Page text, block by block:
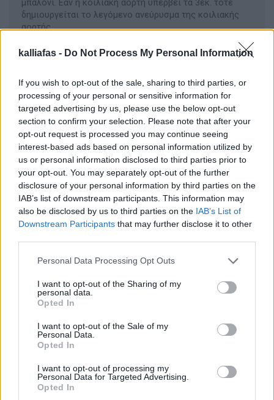
kalliafas - Do Not Process My Personal Information
If you wish to opt-out of the sale, sharing to third parties, or
processing of your personal or sensitive information for
targeted advertising by us, please use the below opt-out
section to confirm your selection. Please note that after your
opt-out request is processed you may continue seeing
interest-based ads based on personal information utilized by
us or personal information disclosed to third parties prior to
your opt-out. You may separately opt-out of the further
disclosure of your personal information by third parties on the
IAB’s list of downstream participants. This information may
also be disclosed by us to third parties on the IAB’s List of
Downstream Participants that may further disclose it to other
Personal Data Processing Opt Outs
I want to opt-out of the Sharing of my
personal data.
Opted In
I want to opt-out of the Sale of my
Personal Data.
Opted In
I want to opt-out of processing my
Personal Data for Targeted Advertising.
Opted In
μπαλόνι. Εάν η κοιλιακή αορτή υπερβεί τα 3εκ. τότε
δημιουργείται το λεγόμενο ανεύρυσμα της κοιλιακής
αορτής.
Ανεύρυσμα Θωρακικής Αορτής
Σε ορισμένους ασθενείς τα τοιχώματα της θωρακικής
αορτής είναι πιο αδύναμα και λόγω της πίεσης του
αίματος το αγγείο διογκώνεται όπως ένα μπαλόνι
δημιουργώντας το λεγόμενο ανεύρυσμα της θωρακικής
αορτής.
Διαβάστε περισσότερα
Ανεύρυσμα περιφερικής αρτηρίας ονομάζεται η διάταση
τοιχώματός του.
Διαβάστε περισσότερα
Ανεύρυσμα Σπλαχνικών Αρτηριών
Σπλαχνικές αρτηρίες είναι οι αρτηρίες που μεταφέρουν
αίμα στα εσωτερικά όργανα του σώματος (τα σπλάχνα).